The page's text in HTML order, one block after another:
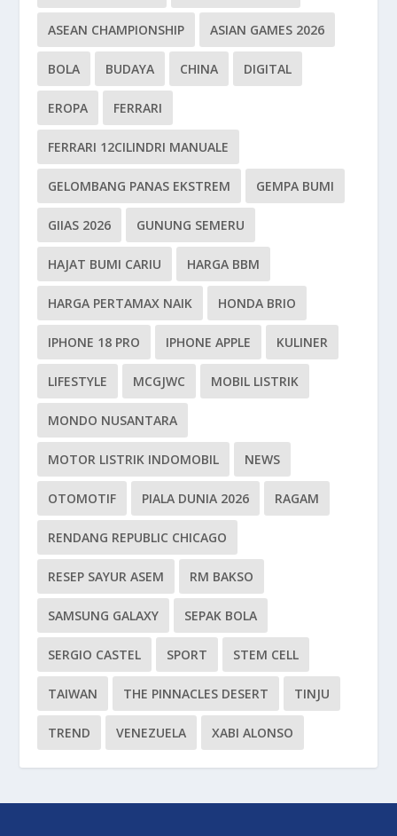
ASEAN CHAMPIONSHIP ASIAN GAMES 2026
BOLA BUDAYA CHINA DIGITAL
EROPA FERRARI
FERRARI 12CILINDRI MANUALE
GELOMBANG PANAS EKSTREM GEMPA BUMI
GIIAS 2026 GUNUNG SEMERU
HAJAT BUMI CARIU HARGA BBM
HARGA PERTAMAX NAIK HONDA BRIO
IPHONE 18 PRO IPHONE APPLE KULINER
LIFESTYLE MCGJWC MOBIL LISTRIK
MONDO NUSANTARA
MOTOR LISTRIK INDOMOBIL NEWS
OTOMOTIF PIALA DUNIA 2026 RAGAM
RENDANG REPUBLIC CHICAGO
RESEP SAYUR ASEM RM BAKSO
SAMSUNG GALAXY SEPAK BOLA
SERGIO CASTEL SPORT STEM CELL
TAIWAN THE PINNACLES DESERT TINJU
TREND VENEZUELA XABI ALONSO